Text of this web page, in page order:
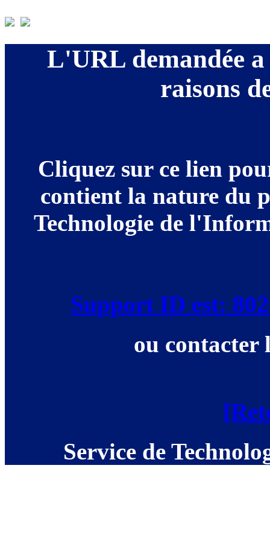
L'URL demandée a
raisons
Cliquez sur ce lien
contient la nature du
Technologie de
Support ID est:
ou contacter
Service de